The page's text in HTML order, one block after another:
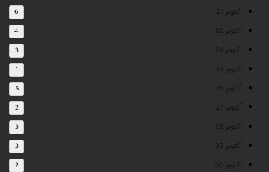
أكتوبر 21 6
أكتوبر 22 4
أكتوبر 24 3
أكتوبر 25 1
أكتوبر 26 5
أكتوبر 27 2
أكتوبر 28 3
أكتوبر 29 3
أكتوبر 30 2